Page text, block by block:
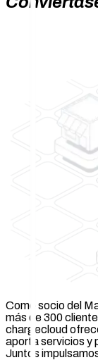
Como socio del
más de 300
chargecloud
aporta servicios y
Juntos